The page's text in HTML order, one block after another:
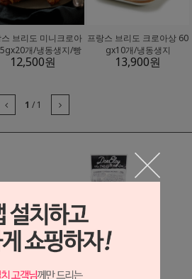
브리도 미니크로아
개/냉동생지/빵
12,500원
프랑스 브리도 크로아상 60
gx10개/냉동생지
13,900원
1 / 1